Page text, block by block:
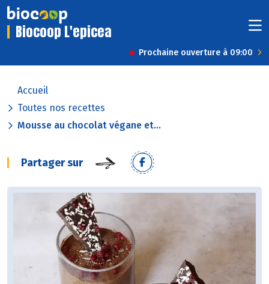
Biocoop L'epicea
Prochaine ouverture à 09:00
Accueil
Toutes nos recettes
Mousse au chocolat végane et...
Partager sur